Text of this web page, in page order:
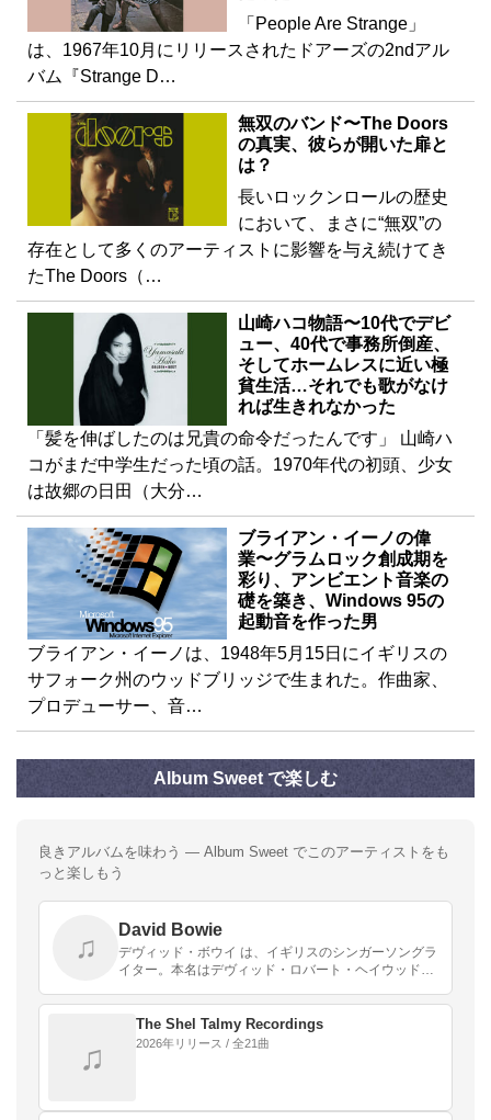
「People Are Strange」
は、1967年10月にリリースされたドアーズの2ndアル
バム『Strange D…
無双のバンド〜The Doors
の真実、彼らが開いた扉と
は？
長いロックンロールの歴史
において、まさに“無双”の
存在として多くのアーティストに影響を与え続けてき
たThe Doors（…
山崎ハコ物語〜10代でデビ
ュー、40代で事務所倒産、
そしてホームレスに近い極
貧生活…それでも歌がなけ
れば生きれなかった
「髪を伸ばしたのは兄貴の命令だったんです」 山崎ハ
コがまだ中学生だった頃の話。1970年代の初頭、少女
は故郷の日田（大分…
ブライアン・イーノの偉
業〜グラムロック創成期を
彩り、アンビエント音楽の
礎を築き、Windows 95の
起動音を作った男
ブライアン・イーノは、1948年5月15日にイギリスの
サフォーク州のウッドブリッジで生まれた。作曲家、
プロデューサー、音…
Album Sweet で楽しむ
良きアルバムを味わう — Album Sweet でこのアーティストをも
っと楽しもう
♫
David Bowie
デヴィッド・ボウイ は、イギリスのシンガーソングラ
イター。本名はデヴィッド・ロバート・ヘイウッド・
♫
The Shel Talmy Recordings
2026年リリース / 全21曲